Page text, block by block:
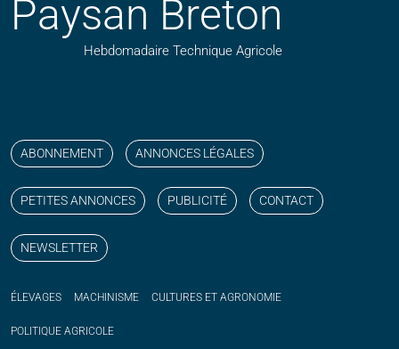
Paysan Breton
Hebdomadaire Technique Agricole
ABONNEMENT ANNONCES LÉGALES
PETITES ANNONCES PUBLICITÉ CONTACT
NEWSLETTER
ÉLEVAGES MACHINISME CULTURES ET AGRONOMIE
POLITIQUE AGRICOLE